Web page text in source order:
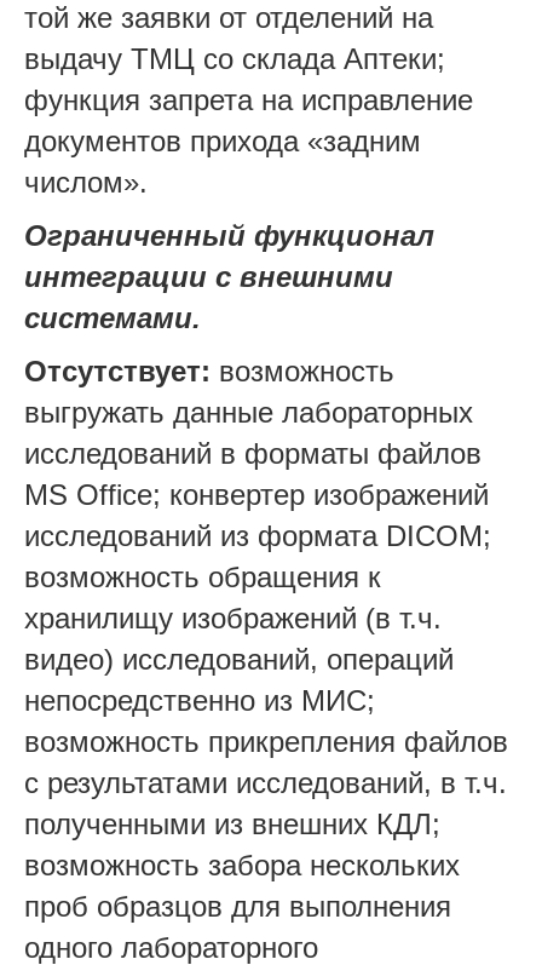
той же заявки от отделений на
выдачу ТМЦ со склада Аптеки;
функция запрета на исправление
документов прихода «задним
числом».
Ограниченный функционал
интеграции с внешними
системами.
Отсутствует: возможность
выгружать данные лабораторных
исследований в форматы файлов
MS Office; конвертер изображений
исследований из формата DICOM;
возможность обращения к
хранилищу изображений (в т.ч.
видео) исследований, операций
непосредственно из МИС;
возможность прикрепления файлов
с результатами исследований, в т.ч.
полученными из внешних КДЛ;
возможность забора нескольких
проб образцов для выполнения
одного лабораторного